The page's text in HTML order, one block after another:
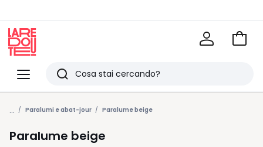
Menu
Redoute
Ricerca
Ultimi
articoli
visti
Vai
... Paralumi e abat-jour Paralume beige
Paralume beige